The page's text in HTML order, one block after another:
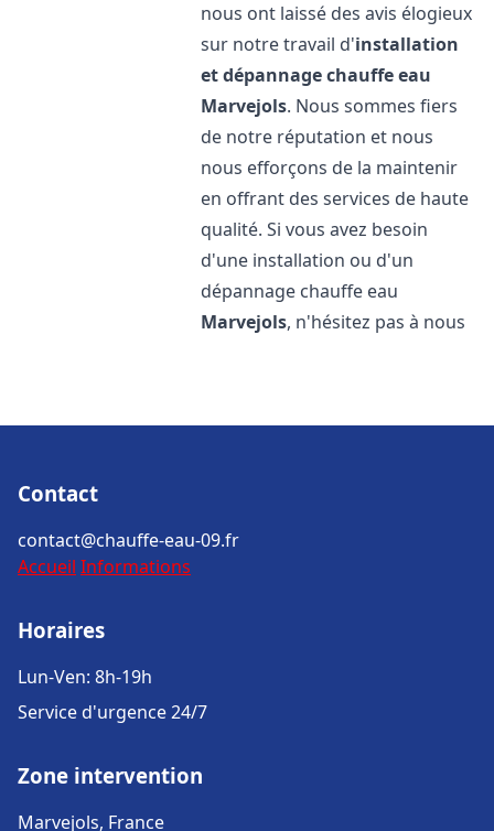
nous ont laissé des avis élogieux
sur notre travail d'installation
et dépannage chauffe eau
Marvejols. Nous sommes fiers
de notre réputation et nous
nous efforçons de la maintenir
en offrant des services de haute
qualité. Si vous avez besoin
d'une installation ou d'un
dépannage chauffe eau
Marvejols, n'hésitez pas à nous
Contact
contact@chauffe-eau-09.fr
Accueil Informations
Horaires
Lun-Ven: 8h-19h
Service d'urgence 24/7
Zone intervention
Marvejols, France